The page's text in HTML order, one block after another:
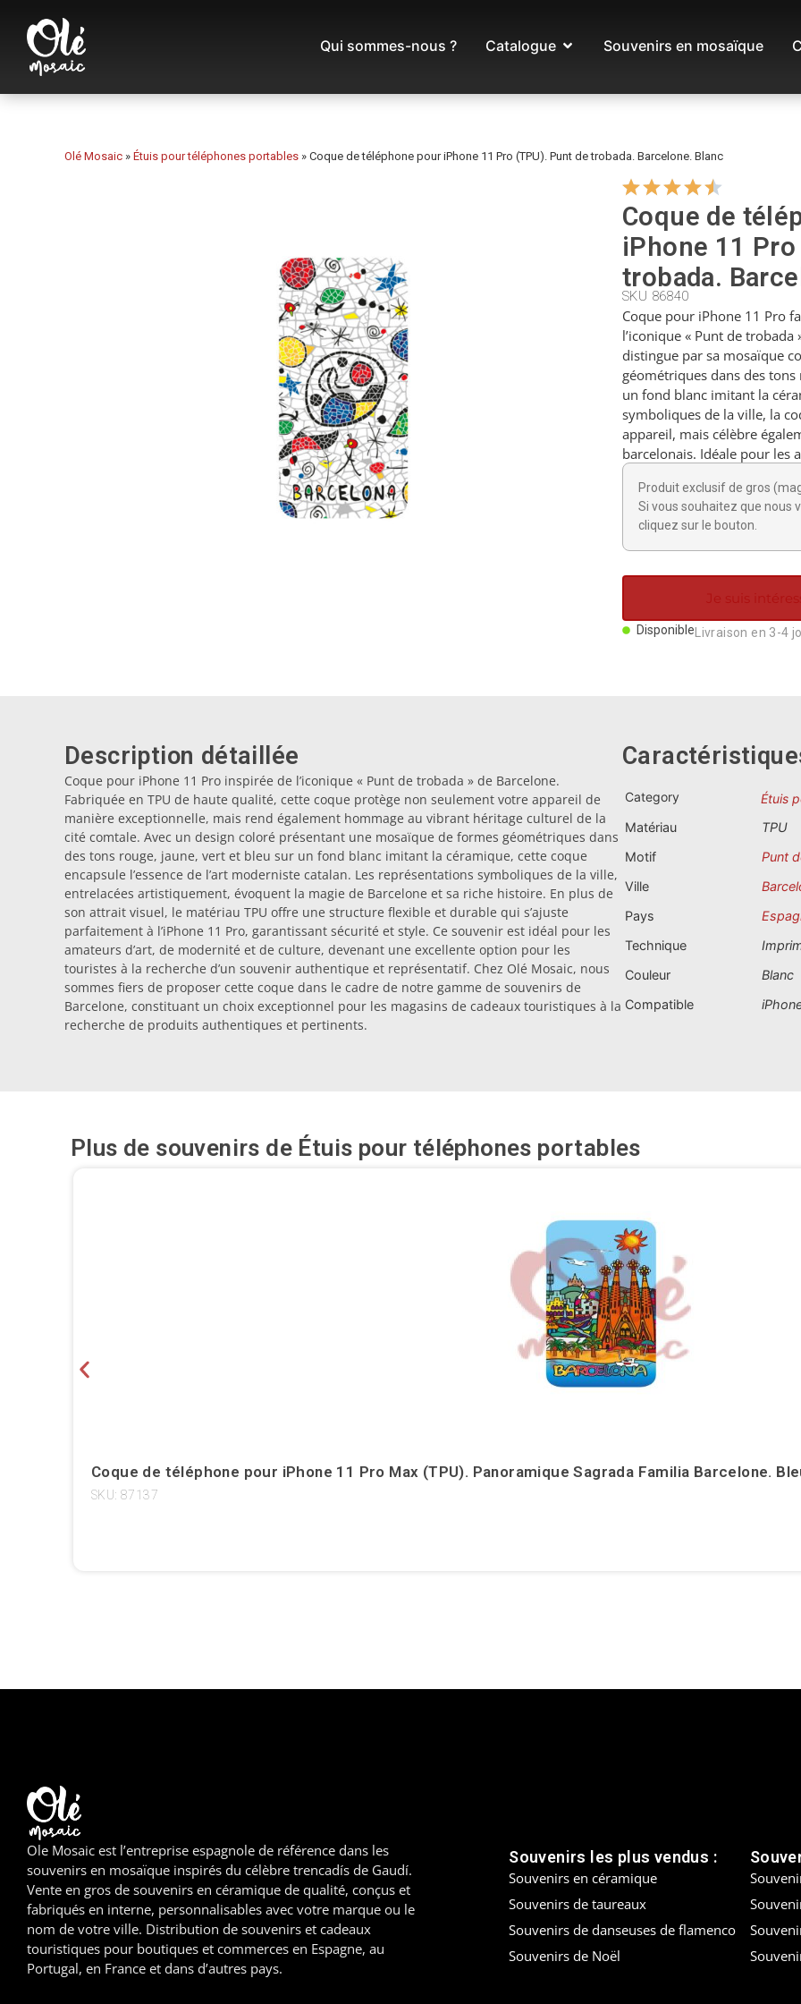
Qui sommes-nous ? Catalogue Souvenirs en mosaïque
Olé Mosaic » Étuis pour téléphones portables » Coque de téléphone pour iPhone 11 Pro (TPU). Punt de trobada. Barcelone. Blanc
Coque de
iPhone 11
trobada.
SKU 86840
Coque pour iPhone 11 Pro
l’iconique « Punt de trobada
distingue par sa mosaïque
géométriques dans des
un fond blanc imitant la
symboliques de la ville, la
appareil, mais célèbre
barcelonais. Idéale pour les
Produit exclusif de gros
Si vous souhaitez que nous
cliquez sur le bouton.
Je suis
Disponible Livraison en 3-4
Description détaillée
Coque pour iPhone 11 Pro inspirée de l’iconique « Punt de trobada » de Barcelone.
Fabriquée en TPU de haute qualité, cette coque protège non seulement votre appareil de
manière exceptionnelle, mais rend également hommage au vibrant héritage culturel de la
cité comtale. Avec un design coloré présentant une mosaïque de formes géométriques dans
des tons rouge, jaune, vert et bleu sur un fond blanc imitant la céramique, cette coque
encapsule l’essence de l’art moderniste catalan. Les représentations symboliques de la ville,
entrelacées artistiquement, évoquent la magie de Barcelone et sa riche histoire. En plus de
son attrait visuel, le matériau TPU offre une structure flexible et durable qui s’ajuste
parfaitement à l’iPhone 11 Pro, garantissant sécurité et style. Ce souvenir est idéal pour les
amateurs d’art, de modernité et de culture, devenant une excellente option pour les
touristes à la recherche d’un souvenir authentique et représentatif. Chez Olé Mosaic, nous
sommes fiers de proposer cette coque dans le cadre de notre gamme de souvenirs de
Barcelone, constituant un choix exceptionnel pour les magasins de cadeaux touristiques à la
recherche de produits authentiques et pertinents.
Category
Étuis
Matériau
TPU
Motif
Punt
Ville
Pays
Technique
Couleur
Blanc
Compatible
Plus de souvenirs de Étuis pour téléphones portables
Coque de téléphone pour iPhone 11 Pro Max (TPU). Panoramique Sagrada Familia Barcelone.
SKU: 87137
Ole Mosaic est l’entreprise espagnole de référence dans les
souvenirs en mosaïque inspirés du célèbre trencadís de Gaudí.
Vente en gros de souvenirs en céramique de qualité, conçus et
fabriqués en interne, personnalisables avec votre marque ou le
nom de votre ville. Distribution de souvenirs et cadeaux
touristiques pour boutiques et commerces en Espagne, au
Portugal, en France et dans d’autres pays.
Souvenirs les plus vendus :
Souvenirs en céramique
Souvenirs de taureaux
Souvenirs de danseuses de flamenco
Souvenirs de Noël